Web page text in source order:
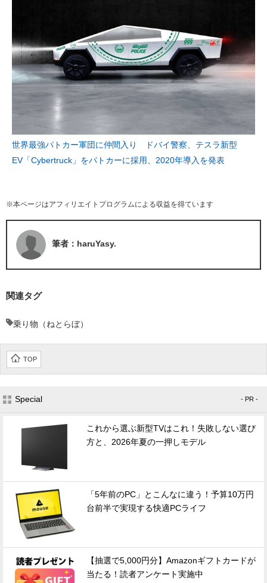
世界最強パトカー軍団に仲間入り ドバイ警察、テスラ新型
EV「Cybertruck」をパトカーに採用、2020年導入を発表
※本ページはアフィリエイトプログラムによる収益を得ています
筆者：haruYasy.
関連タグ
乗り物（ねとらぼ）
TOP
Special - PR -
これから選ぶ新型TVはこれ！失敗しない選び
方と、2026年夏の一押しモデル
「5年前のPC」とこんなに違う！予算10万円
台前半で実現する快適PCライフ
【抽選で5,000円分】Amazonギフトカードが
当たる！読者アンケート実施中